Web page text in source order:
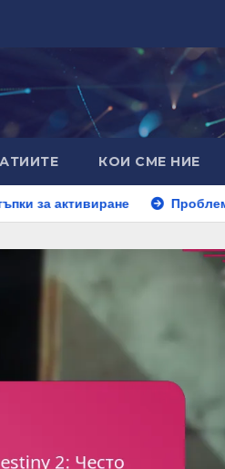
КОИ СМЕ НИЕ
Проблеми с Twitch